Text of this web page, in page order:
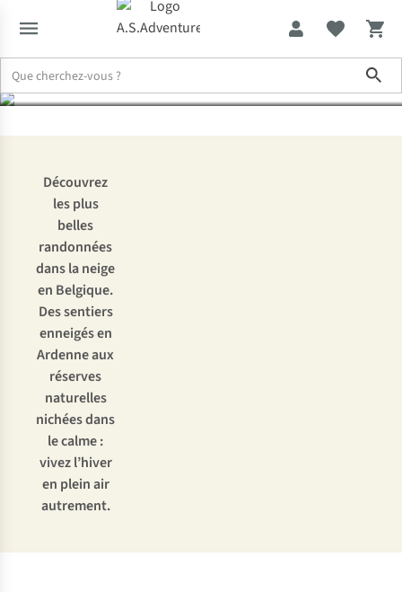
en Belgique
Découvrez
les plus
belles
randonnées
dans la neige
en Belgique.
Des sentiers
enneigés en
Ardenne aux
réserves
naturelles
nichées dans
le calme :
vivez l’hiver
en plein air
autrement.